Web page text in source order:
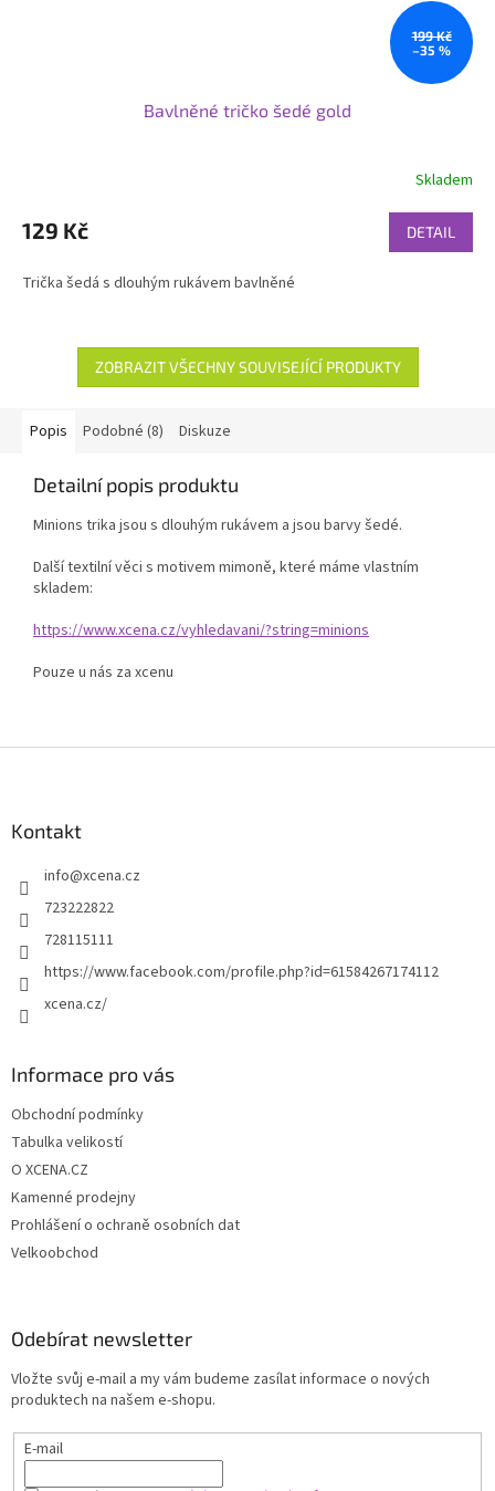
199 Kč
–35 %
Bavlněné tričko šedé gold
Skladem
129 Kč DETAIL
Trička šedá s dlouhým rukávem bavlněné
ZOBRAZIT VŠECHNY SOUVISEJÍCÍ PRODUKTY
Popis Podobné (8) Diskuze
Detailní popis produktu
Minions trika jsou s dlouhým rukávem a jsou barvy šedé.
Další textilní věci s motivem mimoně, které máme vlastním
skladem:
https://www.xcena.cz/vyhledavani/?string=minions
Pouze u nás za xcenu
Kontakt
info@xcena.cz
723222822
728115111
https://www.facebook.com/profile.php?id=61584267174112
xcena.cz/
Informace pro vás
Obchodní podmínky
Tabulka velikostí
O XCENA.CZ
Kamenné prodejny
Prohlášení o ochraně osobních dat
Velkoobchod
Odebírat newsletter
Vložte svůj e-mail a my vám budeme zasílat informace o nových
produktech na našem e-shopu.
E-mail